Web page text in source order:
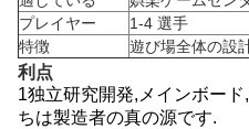
プレイヤー
1-4 選手
特徴
遊び場全体の設
利点
1独立研究開発,メインボー
ちは製造者の真の源です.